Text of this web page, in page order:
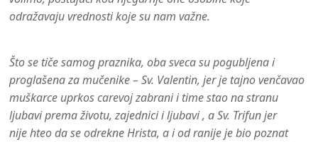
odražavaju vrednosti koje su nam važne.
Što se tiče samog praznika, oba sveca su pogubljena i
proglašena za mučenike– Sv. Valentin, jer je tajno venčavao
muškarce uprkos carevoj zabrani i time stao na stranu
ljubavi prema životu, zajednici i ljubavi , a Sv. Trifun jer
nije hteo da se odrekne Hrista, a i od ranije je bio poznat